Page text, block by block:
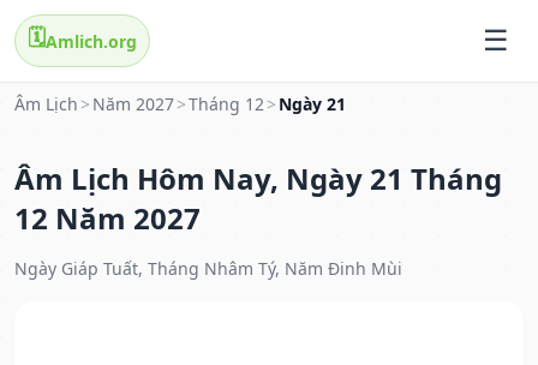
🗓️Amlich.org
Âm Lịch > Năm 2027>Tháng 12> Ngày 21
Âm Lịch Hôm Nay, Ngày 21 Tháng
12 Năm 2027
Ngày Giáp Tuất, Tháng Nhâm Tý, Năm Đinh Mùi